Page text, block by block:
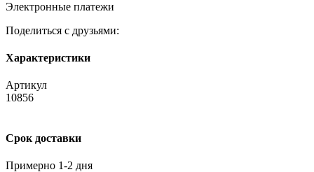
Электронные платежи
Поделиться с друзьями:
Характеристики
Артикул
10856
Срок доставки
Примерно 1-2 дня